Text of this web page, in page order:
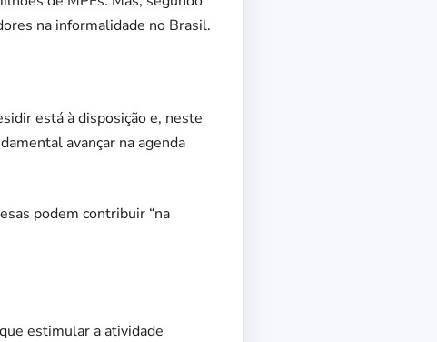
na informalidade no Brasil.
está à disposição e, neste
avançar na agenda
podem contribuir “na
estimular a atividade